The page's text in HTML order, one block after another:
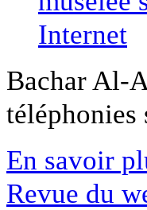
Bachar Al-
téléphonies
En savoir
Revue du